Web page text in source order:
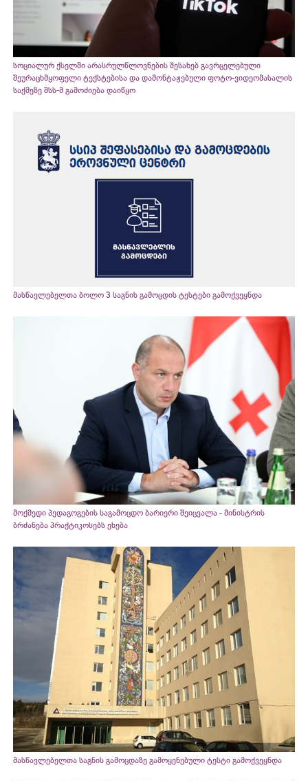
სოციალურ ქსელში არასრულწლოვნების შესახებ გავრცელებული
შეურაცხმყოფელი ტექსტებისა და დამონტაჟებული ფოტო-ვიდეომასალის
საქმეზე შსს-მ გამოძიება დაიწყო
მასწავლებელთა ბოლო 3 საგნის გამოცდის ტესტები გამოქვეყნდა
მოქმედი პედაგოგების საგამოცდო ბარიერი შეიცვალა - მინისტრის
ბრძანება პრაქტიკოსებს ეხება
მასწავლებელთა საგნის გამოცდაზე გამოყენებული ტესტი გამოქვეყნდა